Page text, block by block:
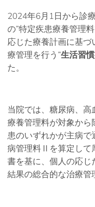
2024年6月1日から診
の”特定疾患療養管理
応じた療養計画に基
療管理を行う ”生活習
た。
当院では、糖尿病、
療養管理料が対象か
患のいずれかが主病で
病管理料Ⅱを算定して
書を基に、個人の応
結果の総合的な治療管